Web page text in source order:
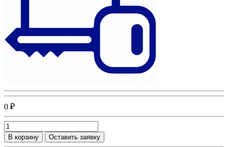
0 ₽
В корзину Оставить заявку